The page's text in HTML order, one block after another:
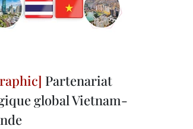
Partenariat
global Vietnam-